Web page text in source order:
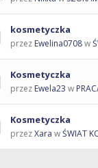
kosmetyczka
przez Ewelina0708w
Kosmetyczka
przez Ewela23 w
Kosmetyczka
przezXara wŚWIAT